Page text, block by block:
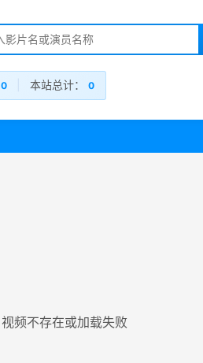
0 本站总计： 0
视频不存在或加载失败